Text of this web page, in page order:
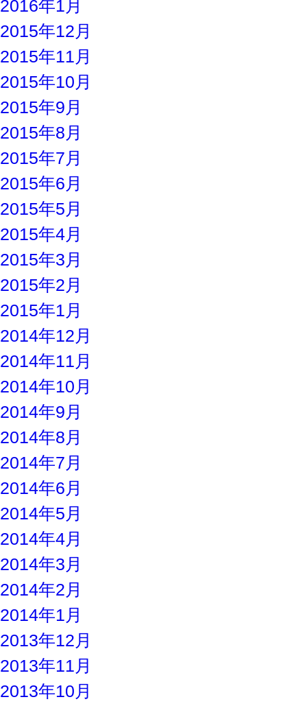
2016年1月
2015年12月
2015年11月
2015年10月
2015年9月
2015年8月
2015年7月
2015年6月
2015年5月
2015年4月
2015年3月
2015年2月
2015年1月
2014年12月
2014年11月
2014年10月
2014年9月
2014年8月
2014年7月
2014年6月
2014年5月
2014年4月
2014年3月
2014年2月
2014年1月
2013年12月
2013年11月
2013年10月